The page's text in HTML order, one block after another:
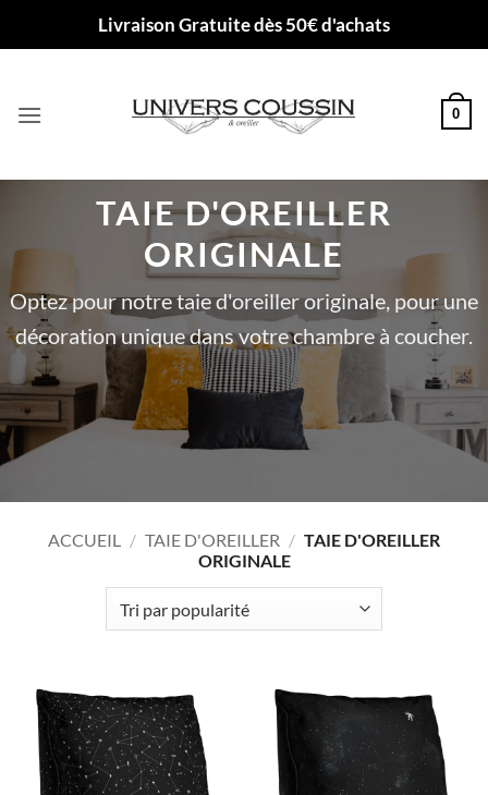
Livraison Gratuite dès 50€ d'achats
0
TAIE D'OREILLER
ORIGINALE
Optez pour notre taie d'oreiller originale, pour une
décoration unique dans votre chambre à coucher.
ACCUEIL / TAIE D'OREILLER / TAIE D'OREILLER
ORIGINALE